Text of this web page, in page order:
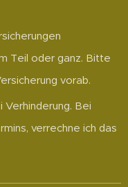
Teil oder ganz. Bitte
vorab.
Verhinderung. Bei
verrechne ich das